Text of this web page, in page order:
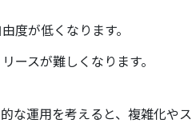
度が低くなります。
ースが難しくなります。
な運用を考えると、複雑化やス